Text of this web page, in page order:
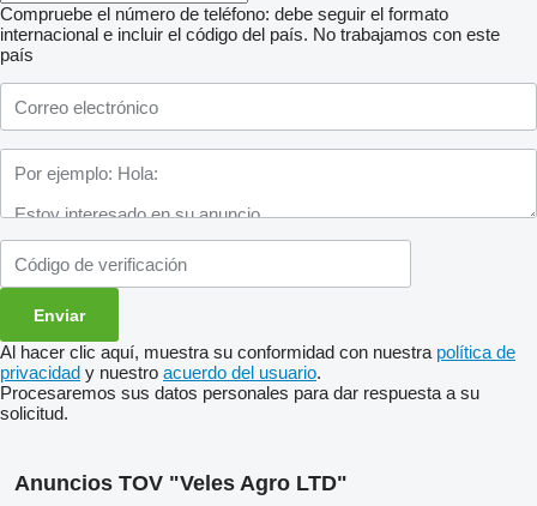
Compruebe el número de teléfono: debe seguir el formato
internacional e incluir el código del país. No trabajamos con este
país
Al hacer clic aquí, muestra su conformidad con nuestra política de
privacidad y nuestro acuerdo del usuario.
Procesaremos sus datos personales para dar respuesta a su
solicitud.
Anuncios TOV "Veles Agro LTD"